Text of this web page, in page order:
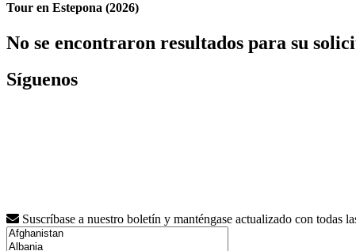
Tour en Estepona (2026)
No se encontraron resultados para su
Síguenos
Suscríbase a nuestro boletín y manténgase actualizado con todas